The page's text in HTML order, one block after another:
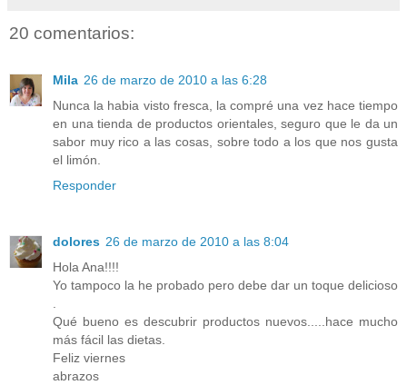
20 comentarios:
Mila 26 de marzo de 2010 a las 6:28
Nunca la habia visto fresca, la compré una vez hace tiempo
en una tienda de productos orientales, seguro que le da un
sabor muy rico a las cosas, sobre todo a los que nos gusta
el limón.
Responder
dolores 26 de marzo de 2010 a las 8:04
Hola Ana!!!!
Yo tampoco la he probado pero debe dar un toque delicioso
.
Qué bueno es descubrir productos nuevos.....hace mucho
más fácil las dietas.
Feliz viernes
abrazos